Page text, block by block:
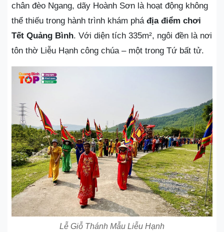
chân đèo Ngang, dãy Hoành Sơn là hoạt động không
thể thiếu trong hành trình khám phá địa điểm chơi
Tết Quảng Bình. Với diện tích 335m², ngôi đền là nơi
tôn thờ Liễu Hạnh công chúa – một trong Tứ bất tử.
Lễ Giỗ Thánh Mẫu Liễu Hạnh